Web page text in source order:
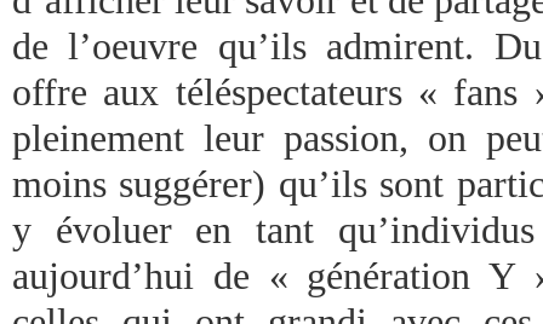
de l’oeuvre qu’ils admirent.
offre aux téléspectateurs «
pleinement leur passion, on
moins suggérer) qu’ils sont
y évoluer en tant
aujourd’hui de « génération